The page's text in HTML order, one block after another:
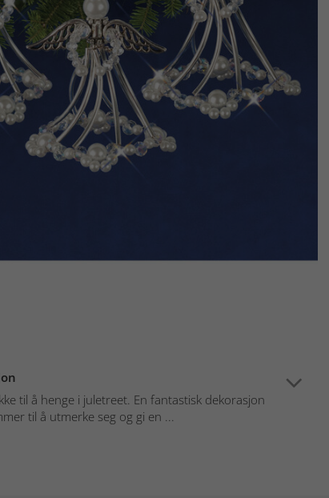
til å henge i juletreet. En fantastisk dekorasjon
til å utmerke seg og gi en ...